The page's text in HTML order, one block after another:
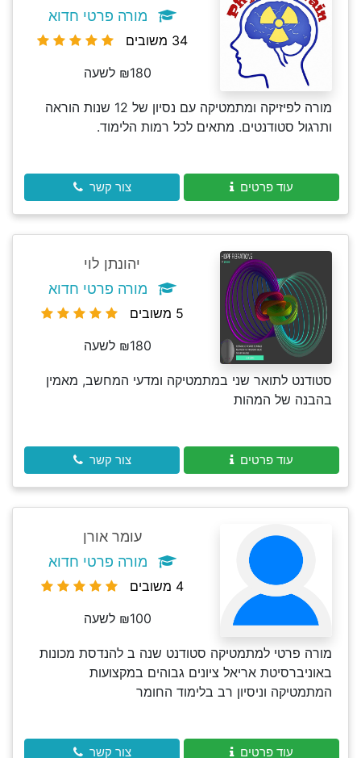
מורה פרטי חדוא
34 משובים
₪180 לשעה
מורה לפיזיקה ומתמטיקה עם נסיון של 12 שנות הוראה
ותרגול סטודנטים. מתאים לכל רמות הלימוד.
עוד פרטים צור קשר
יהונתן לוי
מורה פרטי חדוא
5 משובים
₪180 לשעה
סטודנט לתואר שני במתמטיקה ומדעי המחשב, מאמין
בהבנה של המהות
עוד פרטים צור קשר
עומר אורן
מורה פרטי חדוא
4 משובים
₪100 לשעה
מורה פרטי למתמטיקה סטודנט שנה ב להנדסת מכונות
באוניברסיטת אריאל ציונים גבוהים במקצועות
המתמטיקה וניסיון רב בלימוד החומר
עוד פרטים צור קשר